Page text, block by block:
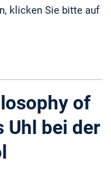
klicken Sie bitte auf
of
Uhl bei der